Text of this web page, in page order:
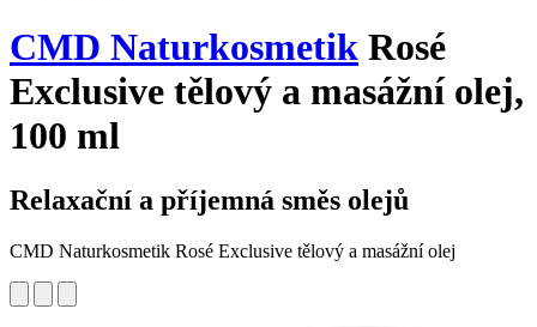
CMD Naturkosmetik Rosé
Exclusive tělový a masážní olej,
100 ml
Relaxační a příjemná směs olejů
CMD Naturkosmetik Rosé Exclusive tělový a masážní olej